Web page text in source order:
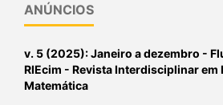
ANÚNCIOS
v. 5 (2025): Janeiro a dezembro -
RIEcim - Revista Interdisciplinar em
Matemática